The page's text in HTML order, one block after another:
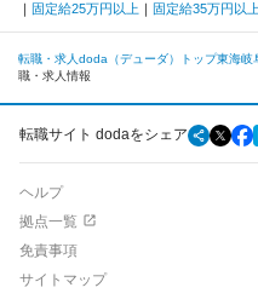
固定給25万円以上 固定給35万円以上
転職・求人doda（デューダ）トップ東海岐
職・求人情報
転職サイト dodaをシェア
ヘルプ
拠点一覧
免責事項
サイトマップ